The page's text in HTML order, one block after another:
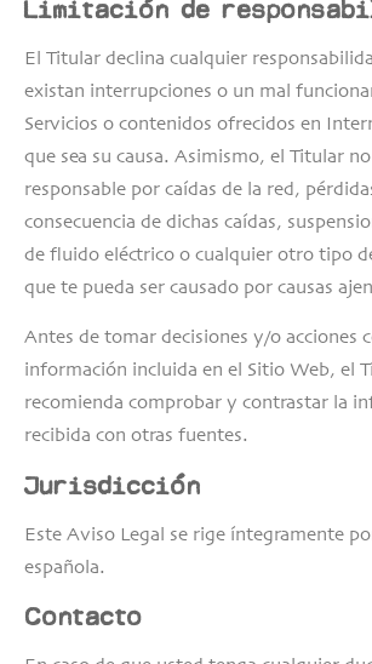
Limitación de
El Titular declina cualquier
existan interrupciones o un mal
Servicios o contenidos ofrecidos en
que sea su causa. Asimismo, el Titular no
responsable por caídas de la red,
consecuencia de dichas caídas,
de fluido eléctrico o cualquier otro tipo
que te pueda ser causado por causas
Antes de tomar decisiones y/o acciones
información incluida en el Sitio Web, el
recomienda comprobar y contrastar la
recibida con otras fuentes.
Jurisdicción
Este Aviso Legal se rige íntegramente
española.
Contacto